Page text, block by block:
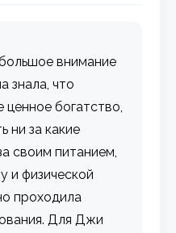
внимание
знала, что
ценное богатство,
ни за какие
своим питанием,
и физической
проходила
Для Джи